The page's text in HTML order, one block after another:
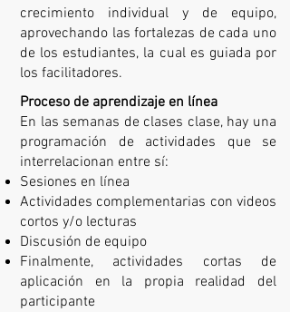
crecimiento individual y de equipo,
aprovechando las fortalezas de cada uno
de los estudiantes, la cual es guiada por
los facilitadores.
Proceso de aprendizaje en línea
En las semanas de clases clase, hay una
programación de actividades que se
interrelacionan entre sí:
Sesiones en línea
Actividades complementarias con videos
cortos y/o lecturas
Discusión de equipo
Finalmente, actividades cortas de
aplicación en la propia realidad del
participante